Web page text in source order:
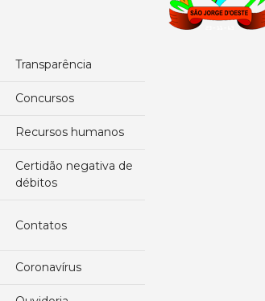
transparência
concursos
recursos humanos
certidão negativa de
débitos
contatos
coronavírus